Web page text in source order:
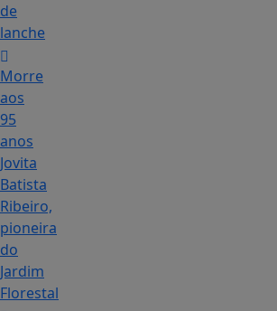
de
lanche
Morre
aos
95
anos
Jovita
Batista
Ribeiro,
pioneira
do
Jardim
Florestal